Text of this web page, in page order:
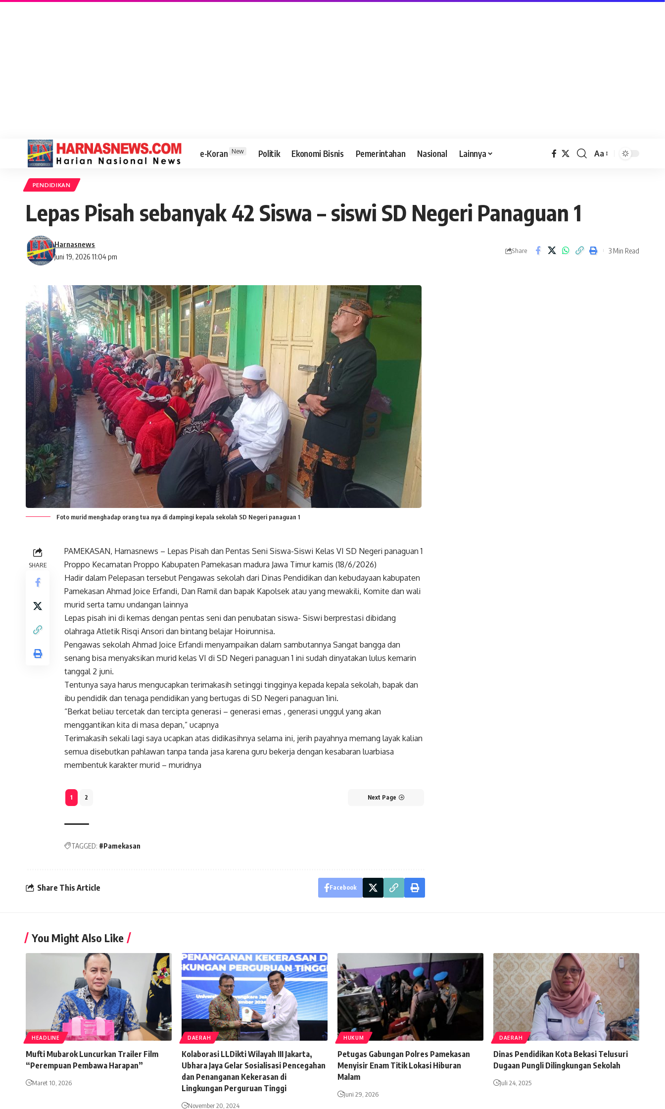
e-Koran New Politik Ekonomi Bisnis Pemerintahan Nasional Lainnya Aa
PENDIDIKAN
Lepas Pisah sebanyak 42 Siswa – siswi SD Negeri Panaguan 1
Juni 19, 2026 11:04 pm
Harnasnews
Share 3 Min Read
Foto murid menghadap orang tua nya di dampingi kepala sekolah SD Negeri panaguan 1
SHARE
PAMEKASAN, Harnasnews – Lepas Pisah dan Pentas Seni Siswa-Siswi Kelas VI SD Negeri panaguan 1
Proppo Kecamatan Proppo Kabupaten Pamekasan madura Jawa Timur kamis (18/6/2026)
Hadir dalam Pelepasan tersebut Pengawas sekolah dari Dinas Pendidikan dan kebudayaan kabupaten
Pamekasan Ahmad Joice Erfandi, Dan Ramil dan bapak Kapolsek atau yang mewakili, Komite dan wali
murid serta tamu undangan lainnya
Lepas pisah ini di kemas dengan pentas seni dan penubatan siswa- Siswi berprestasi dibidang
olahraga Atletik Risqi Ansori dan bintang belajar Hoirunnisa.
Pengawas sekolah Ahmad Joice Erfandi menyampaikan dalam sambutannya Sangat bangga dan
senang bisa menyaksikan murid kelas VI di SD Negeri panaguan 1 ini sudah dinyatakan lulus kemarin
tanggal 2 juni.
Tentunya saya harus mengucapkan terimakasih setinggi tingginya kepada kepala sekolah, bapak dan
ibu pendidik dan tenaga pendidikan yang bertugas di SD Negeri panaguan 1ini.
“Berkat beliau tercetak dan tercipta generasi – generasi emas , generasi unggul yang akan
menggantikan kita di masa depan,” ucapnya
Terimakasih sekali lagi saya ucapkan atas didikasihnya selama ini, jerih payahnya memang layak kalian
semua disebutkan pahlawan tanpa tanda jasa karena guru bekerja dengan kesabaran luarbiasa
membentuk karakter murid – muridnya
1 2 Next Page
TAGGED: #Pamekasan
Share This Article Facebook
You Might Also Like
HEADLINE
Mufti Mubarok Luncurkan Trailer Film
“Perempuan Pembawa Harapan”
Maret 10, 2026
DAERAH
Kolaborasi LLDikti Wilayah III Jakarta,
Ubhara Jaya Gelar Sosialisasi Pencegahan
dan Penanganan Kekerasan di
Lingkungan Perguruan Tinggi
November 20, 2024
HUKUM
Petugas Gabungan Polres Pamekasan
Menyisir Enam Titik Lokasi Hiburan
Malam
Juni 29, 2026
DAERAH
Dinas Pendidikan Kota Bekasi Telusuri
Dugaan Pungli Dilingkungan Sekolah
Juli 24, 2025